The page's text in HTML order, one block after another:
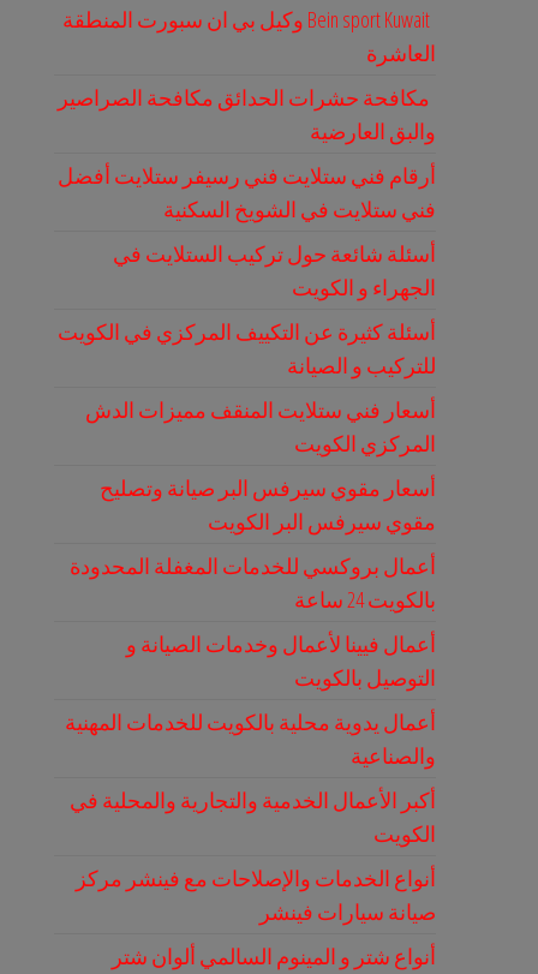
Bein sport Kuwait وكيل بي ان سبورت المنطقة
العاشرة
مكافحة حشرات الحدائق مكافحة الصراصير
والبق العارضية
أرقام فني ستلايت فني رسيفر ستلايت أفضل
فني ستلايت في الشويخ السكنية
أسئلة شائعة حول تركيب الستلايت في
الجهراء و الكويت
أسئلة كثيرة عن التكييف المركزي في الكويت
للتركيب و الصيانة
أسعار فني ستلايت المنقف مميزات الدش
المركزي الكويت
أسعار مقوي سيرفس البر صيانة وتصليح
مقوي سيرفس البر الكويت
أعمال بروكسي للخدمات المغفلة المحدودة
بالكويت 24 ساعة
أعمال فيينا لأعمال وخدمات الصيانة و
التوصيل بالكويت
أعمال يدوية محلية بالكويت للخدمات المهنية
والصناعية
أكبر الأعمال الخدمية والتجارية والمحلية في
الكويت
أنواع الخدمات والإصلاحات مع فينشر مركز
صيانة سيارات فينشر
أنواع شتر و المينوم السالمي ألوان شتر